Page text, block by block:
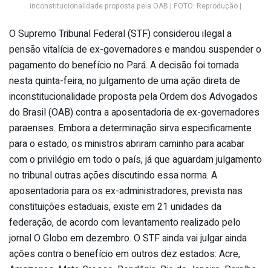
inconstitucionalidade proposta pela OAB | FOTO: Reprodução |
O Supremo Tribunal Federal (STF) considerou ilegal a
pensão vitalícia de ex-governadores e mandou suspender o
pagamento do benefício no Pará. A decisão foi tomada
nesta quinta-feira, no julgamento de uma ação direta de
inconstitucionalidade proposta pela Ordem dos Advogados
do Brasil (OAB) contra a aposentadoria de ex-governadores
paraenses. Embora a determinação sirva especificamente
para o estado, os ministros abriram caminho para acabar
com o privilégio em todo o país, já que aguardam julgamento
no tribunal outras ações discutindo essa norma. A
aposentadoria para os ex-administradores, prevista nas
constituições estaduais, existe em 21 unidades da
federação, de acordo com levantamento realizado pelo
jornal O Globo em dezembro. O STF ainda vai julgar ainda
ações contra o benefício em outros dez estados: Acre,